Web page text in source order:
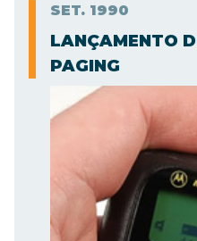
SET. 1990
LANÇAMENTO
PAGING